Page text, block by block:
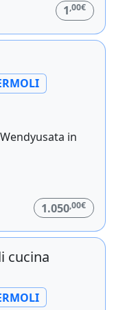
1,00€
in
1.050,00€
cucina